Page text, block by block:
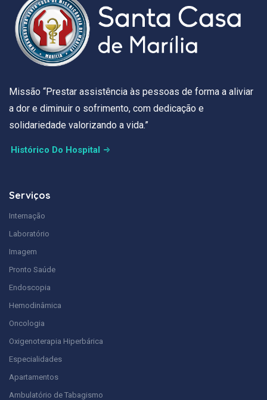
Missão “Prestar assistência às pessoas de forma a aliviar
a dor e diminuir o sofrimento, com dedicação e
solidariedade valorizando a vida.”
Histórico Do Hospital
Serviços
Internação
Laboratório
Imagem
Pronto Saúde
Endoscopia
Hemodinâmica
Oncologia
Oxigenoterapia Hiperbárica
Especialidades
Apartamentos
Ambulatório de Tabagismo